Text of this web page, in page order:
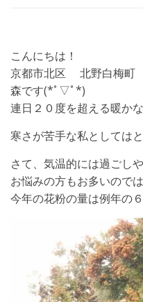
こんにちは！
京都市北区 北野白梅町
森です(*ﾟ▽ﾟ*)
連日２０度を超える暖か
寒さが苦手な私としては
さて、気温的には過ごし
お悩みの方もお多いので
今年の花粉の量は例年の